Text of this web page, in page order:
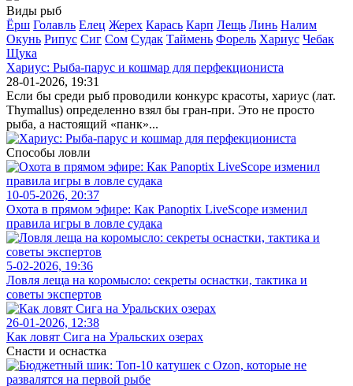
Виды рыб
Ёрш Голавль Елец Жерех Карась Карп Лещь Линь Налим
Окунь Рипус Сиг Сом Судак Таймень Форель Хариус Чебак
Щука
Хариус: Рыба-парус и кошмар для перфекциониста
28-01-2026, 19:31
Если бы среди рыб проводили конкурс красоты, хариус (лат.
Thymallus) определенно взял бы гран-при. Это не просто
рыба, а настоящий «панк»...
Способы ловли
10-05-2026, 20:37
Охота в прямом эфире: Как Panoptix LiveScope изменил
правила игры в ловле судака
5-02-2026, 19:36
Ловля леща на коромысло: секреты оснастки, тактика и
советы экспертов
26-01-2026, 12:38
Как ловят Сига на Уральских озерах
Снасти и оснастка